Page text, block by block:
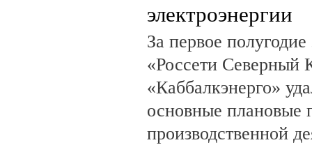
электроэнергии
За первое
«Россети Северный
«Каббалкэнерго»
основные плановые
производственной